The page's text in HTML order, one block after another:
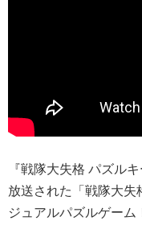
『戦隊大失格 パズル
放送された「戦隊大失
ジュアルパズルゲーム